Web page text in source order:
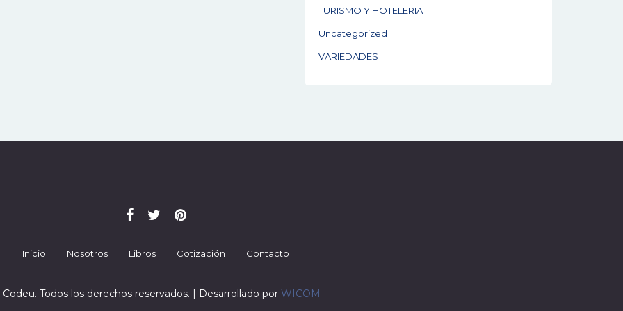
TURISMO Y HOTELERIA
Uncategorized
VARIEDADES
Inicio Nosotros Libros Cotización Contacto
Todos los derechos reservados. | Desarrollado por WICOM